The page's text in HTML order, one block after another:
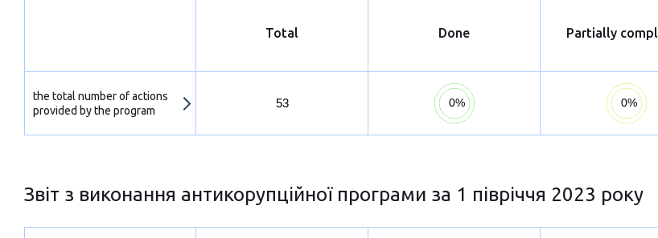
Total Done Partially
the total number of actions
provided by the program
53
Звіт з виконання антикорупційної програми за 1 півріччя 2023 року